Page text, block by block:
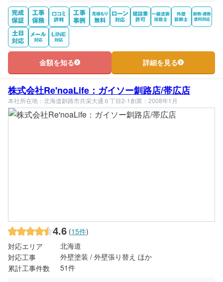
金額を知る 詳細を見る
株式会社Re'noaLife：ガイソー釧路店/帯広店
本社所在地：北海道釧路市共栄大通６丁目2-1創業：2008年1月
4.6 (15件)
対応エリア
北海道
対応工事
外壁塗装 / 外壁張り替え ほか
累計工事件数
51件